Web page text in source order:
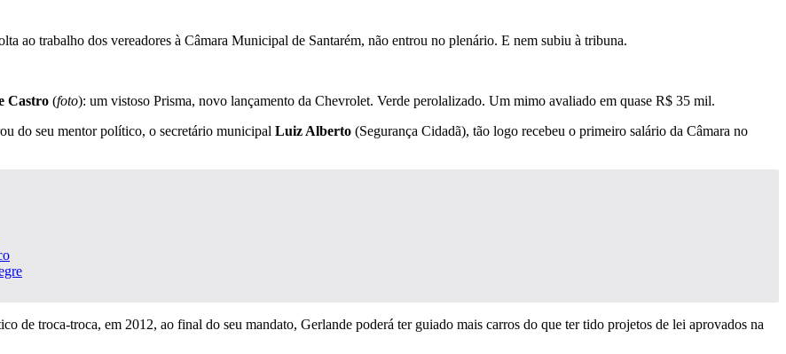
ao trabalho dos vereadores à Câmara Municipal de Santarém, não entrou no plenário. E nem subiu à tribuna.
Castro (foto): um vistoso Prisma, novo lançamento da Chevrolet. Verde perolalizado. Um mimo avaliado em quase R$ 35 mil.
do seu mentor político, o secretário municipal Luiz Alberto (Segurança Cidadã), tão logo recebeu o primeiro salário da Câmara no
de troca-troca, em 2012, ao final do seu mandato, Gerlande poderá ter guiado mais carros do que ter tido projetos de lei aprovados na